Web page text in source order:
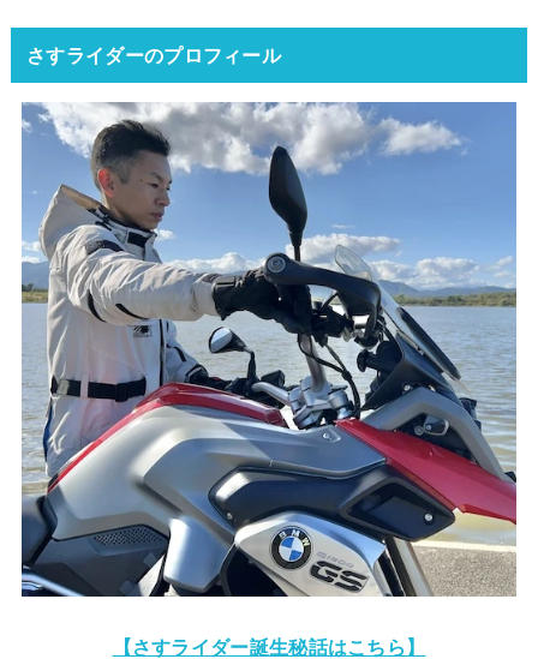
さすライダーのプロフィール
【さすライダー誕生秘話はこちら】